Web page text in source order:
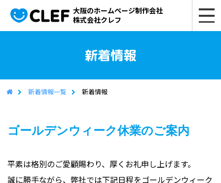
大阪のホームページ制作会社
株式会社クレフ
新着情報
新着情報一覧 新着情報
ゴールデンウィーク休業のご案内
平素は格別のご愛顧賜わり、厚くお礼申し上げます。
誠に勝手ながら、弊社では下記日程をゴールデンウィーク